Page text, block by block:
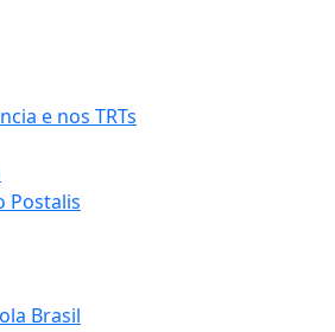
e nos TRTs
Postalis
Brasil